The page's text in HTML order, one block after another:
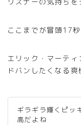
ここまでが冒頭17
エリック・マーテ
ドバンしたくなる爽
ギラギラ輝くピッ
高だよね